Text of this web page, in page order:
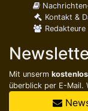
Kontakt &
Mit unserm
überblick per E-Mail.